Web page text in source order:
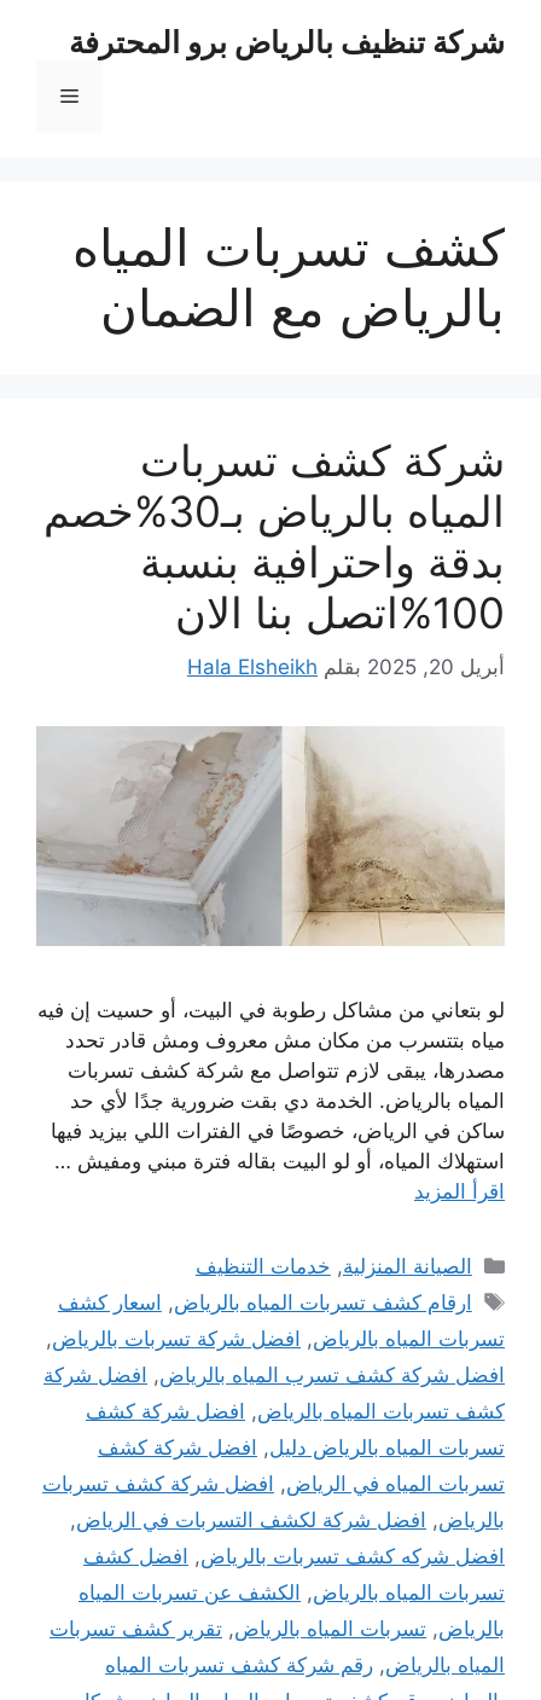
شركة تنظيف بالرياض برو المحترفة
القائمة
كشف تسربات المياه
بالرياض مع الضمان
شركة كشف تسربات
المياه بالرياض بـ30%خصم
بدقة واحترافية بنسبة
100%اتصل بنا الان
أبريل 20, 2025 بقلم Hala Elsheikh
لو بتعاني من مشاكل رطوبة في البيت، أو حسيت إن فيه
مياه بتتسرب من مكان مش معروف ومش قادر تحدد
مصدرها، يبقى لازم تتواصل مع شركة كشف تسربات
المياه بالرياض. الخدمة دي بقت ضرورية جدًا لأي حد
ساكن في الرياض، خصوصًا في الفترات اللي بيزيد فيها
استهلاك المياه، أو لو البيت بقاله فترة مبني ومفيش …
اقرأ المزيد
التصنيفات
الصيانة المنزلية, خدمات التنظيف
الوسوم
ارقام كشف تسربات المياه بالرياض, اسعار كشف
تسربات المياه بالرياض, افضل شركة تسربات بالرياض,
افضل شركة كشف تسرب المياه بالرياض, افضل شركة
كشف تسربات المياه بالرياض, افضل شركة كشف
تسربات المياه بالرياض دليل, افضل شركة كشف
تسربات المياه في الرياض, افضل شركة كشف تسربات
بالرياض, افضل شركة لكشف التسربات في الرياض,
افضل شركه كشف تسربات بالرياض, افضل كشف
تسربات المياه بالرياض, الكشف عن تسربات المياه
بالرياض, تسربات المياه بالرياض, تقرير كشف تسربات
المياه بالرياض, رقم شركة كشف تسربات المياه